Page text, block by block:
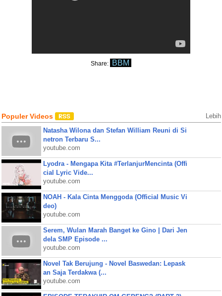
Share: BBM
Populer Videos Lebih
Natasha Wilona dan Stefan William Reuni di Si
netron Terbaru S...
youtube.com
Lyodra - Mengapa Kita #TerlanjurMencinta (Offi
cial Lyric Vide...
youtube.com
NOAH - Kala Cinta Menggoda (Official Music Vi
deo)
youtube.com
Serem, Wulan Marah Banget ke Gino | Dari Jen
dela SMP Episode ...
youtube.com
Novel Tak Berujung - Novel Baswedan: Lepask
an Saja Terdakwa (...
youtube.com